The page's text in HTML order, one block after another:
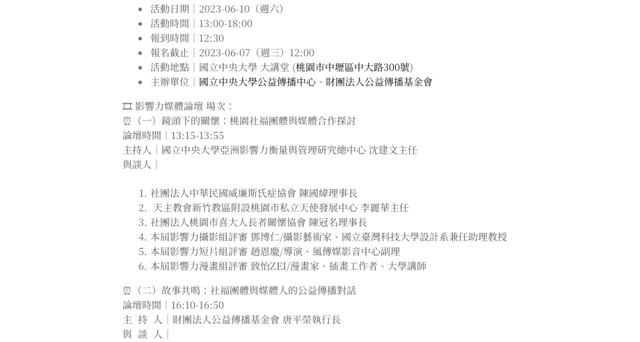
活動日期｜2023-06-10（週六）
活動時間｜13:00-18:00
報到時間｜12:30
報名截止｜2023-06-07（週三）12:00
活動地點｜國立中央大學 大講堂 (桃園市中壢區中大路300號)
主辦單位｜ 國立中央大學公益傳播中心 、 財團法人公益傳播基金會
🎞️ 影響力媒體論壇 場次：
⏰（一）鏡頭下的關懷：桃園社福團體與媒體合作探討
論壇時間｜13:15-13:55
主持人｜國立中央大學亞洲影響力衡量與管理研究總中心 沈建文主任
與談人｜
社團法人中華民國威廉斯氏症協會 陳國緯理事長
天主教會新竹教區附設桃園市私立天使發展中心 李麗華主任
社團法人桃園市喜大人長者關懷協會 陳冠名理事長
本屆影響力攝影組評審 鄧博仁/攝影藝術家、國立臺灣科技大學設計系兼任助理教授
本屆影響力短片組評審 趙恩慶/導演、風傳媒影音中心副理
本屆影響力漫畫組評審 致怡ZEI/漫畫家、插畫工作者、大學講師
⏰（二）故事共鳴：社福團體與媒體人的公益傳播對話
論壇時間｜16:10-16:50
主 持 人｜財團法人公益傳播基金會 唐平榮執行長
與 談 人｜